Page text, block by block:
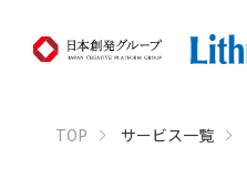
TOP サービス一覧